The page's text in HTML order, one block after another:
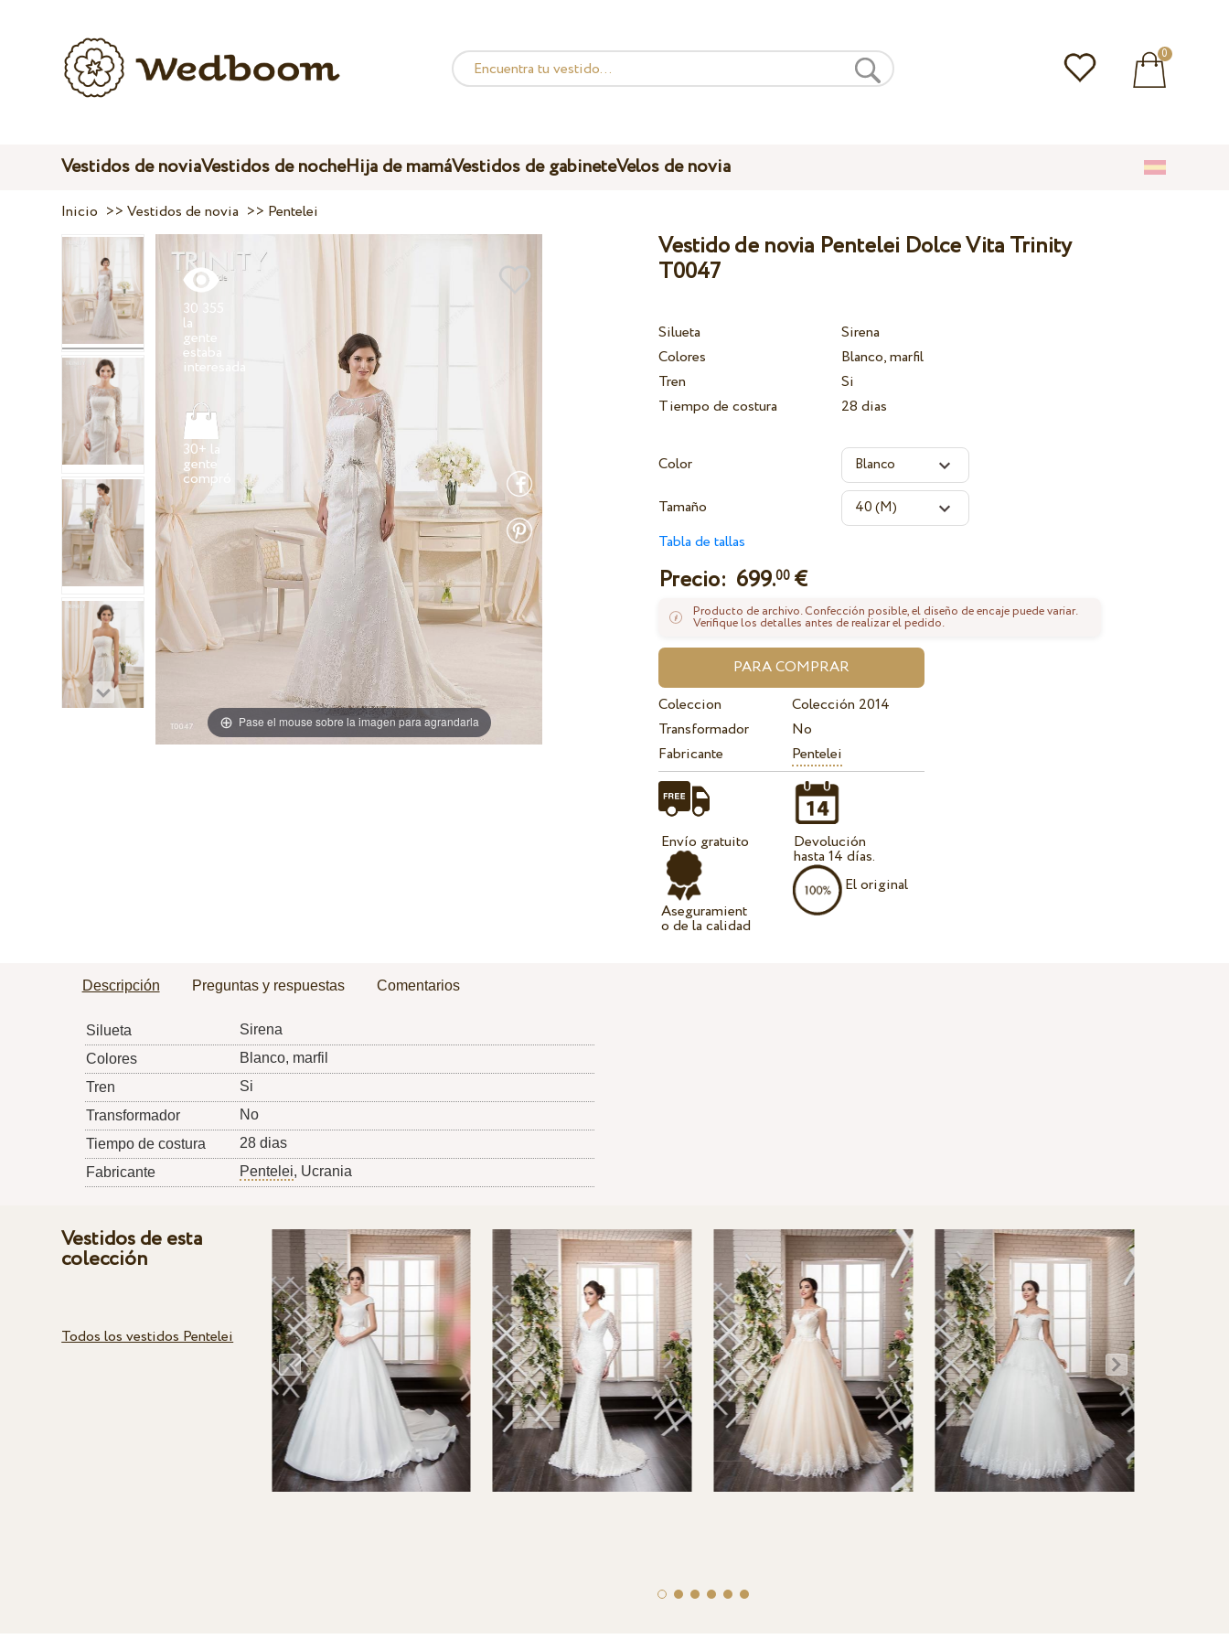
0
Vestidos de noviaVestidos de nocheHija de mamáVestidos de gabineteVelos de novia
Inicio >>Vestidos de novia >> Pentelei
Pase el mouse sobre la imagen para agrandarla
30 355
la
gente
estaba
30+ la
gente
Vestido de novia Pentelei Dolce Vita Trinity
T0047
Silueta
Sirena
Colores
Blanco, marfil
Tren
Si
Tiempo de costura
28 dias
Color
Tamaño
Tabla de tallas
Precio: 699.00 €
Producto de archivo. Confección posible, el diseño de encaje puede variar.
Verifique los detalles antes de realizar el pedido.
Coleccion
Colección 2014
Transformador
No
Fabricante
Pentelei
Envío gratuito
Aseguramient
o de la calidad
Devolución
hasta 14 días.
El original
Descripción Preguntas y respuestas Comentarios
Silueta
Sirena
Colores
Blanco, marfil
Tren
Si
Transformador
No
Tiempo de costura
28 dias
Fabricante
Pentelei, Ucrania
Vestidos de esta
colección
Todos los vestidos Pentelei